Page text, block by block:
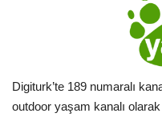
Digiturk’te 189 numaralı
outdoor yaşam kanalı